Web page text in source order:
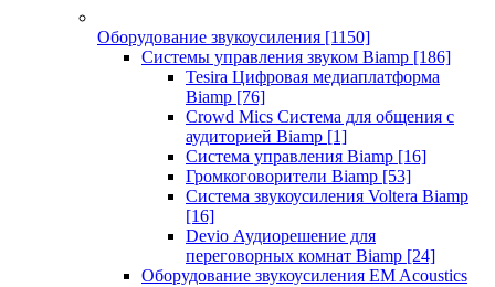
Оборудование звукоусиления [1150]
Системы управления звуком Biamp [186]
Tesira Цифровая медиаплатформа
Biamp [76]
Crowd Mics Система для общения с
аудиторией Biamp [1]
Система управления Biamp [16]
Громкоговорители Biamp [53]
Система звукоусиления Voltera Biamp
[16]
Devio Аудиорешение для
переговорных комнат Biamp [24]
Оборудование звукоусиления EM Acoustics